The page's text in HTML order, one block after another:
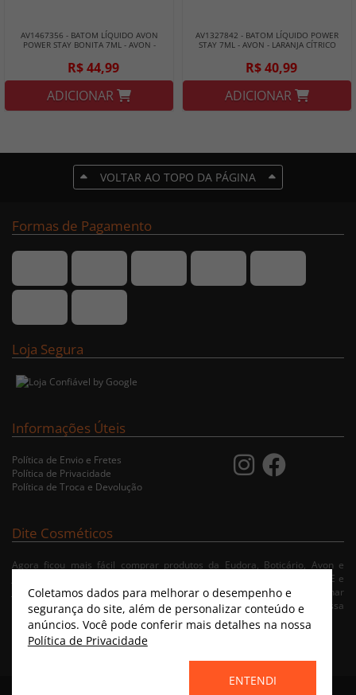
AV1467356 - BATOM LÍQUIDO AVON
POWER STAY BONITA 7ML - AVON -
R$ 44,99
ADICIONAR
AV1327842 - BATOM LÍQUIDO POWER
STAY 7ML - AVON - LARANJA CÍTRICO
R$ 40,99
ADICIONAR
VOLTAR AO TOPO DA PÁGINA
Formas de Pagamento
Loja Segura
Informações Úteis
Política de Envio e Fretes
Política de Privacidade
Política de Troca e Devolução
Dite Cosméticos
Agora ficou mais fácil comprar produtos da Eudora, Boticário, Avon e
Jequiti nas cidades de Recife/PE, Olinda/PE, Paulista/PE, Abreu e Lima/PE e
Jaboatão/PE. A nossa loja virtual possibilita ao usuário navegar, selecionar
e fazer pedido de Delivery no conforto da sua residência. Consulte nossa
condições de entrega.
Coletamos dados para melhorar o desempenho e
segurança do site, além de personalizar conteúdo e
anúncios. Você pode conferir mais detalhes na nossa
Política de Privacidade
ENTENDI